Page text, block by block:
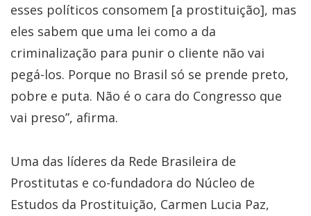
esses políticos consomem [a prostituição], mas
eles sabem que uma lei como a da
criminalização para punir o cliente não vai
pegá-los. Porque no Brasil só se prende preto,
pobre e puta. Não é o cara do Congresso que
vai preso”, afirma.
Uma das líderes da Rede Brasileira de
Prostitutas e co-fundadora do Núcleo de
Estudos da Prostituição, Carmen Lucia Paz,